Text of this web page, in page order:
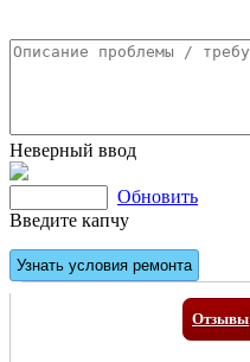
Неверный ввод
Обновить
Введите капчу
Отзывы